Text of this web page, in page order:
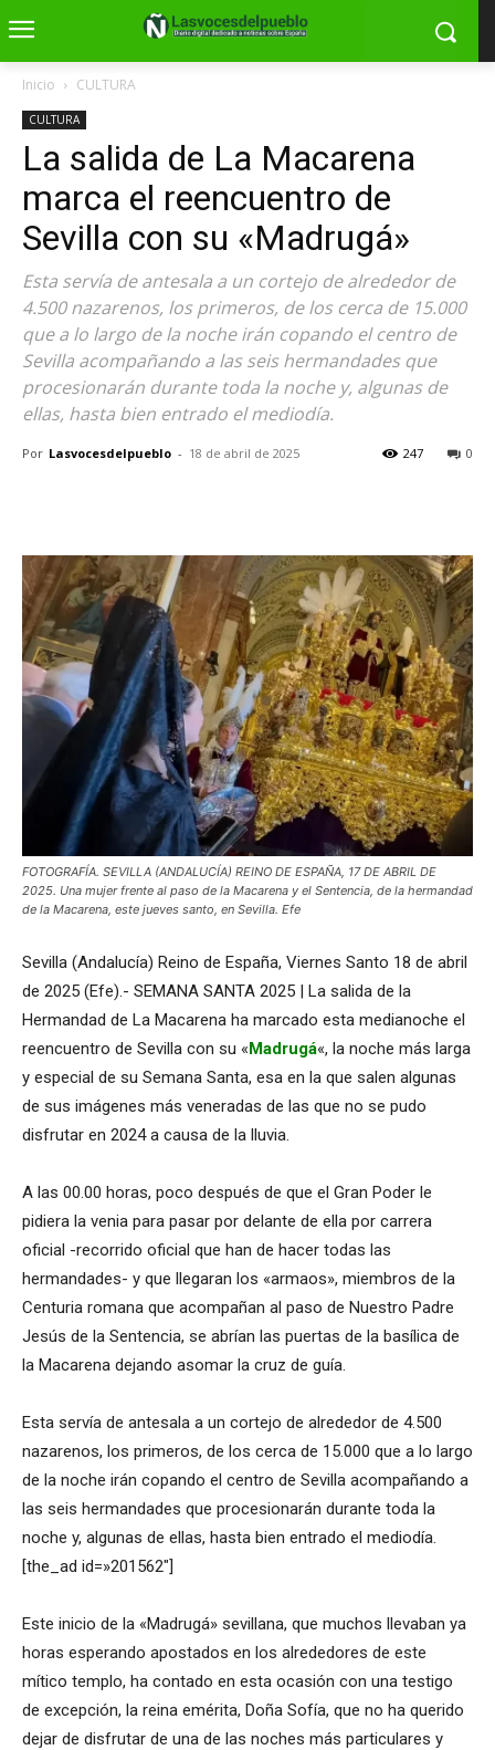
Inicio CULTURA
CULTURA
La salida de La Macarena
marca el reencuentro de
Sevilla con su «Madrugá»
Esta servía de antesala a un cortejo de alrededor de
4.500 nazarenos, los primeros, de los cerca de 15.000
que a lo largo de la noche irán copando el centro de
Sevilla acompañando a las seis hermandades que
procesionarán durante toda la noche y, algunas de
ellas, hasta bien entrado el mediodía.
Por Lasvocesdelpueblo - 18 de abril de 2025 0
247
FOTOGRAFÍA. SEVILLA (ANDALUCÍA) REINO DE ESPAÑA, 17 DE ABRIL DE
2025. Una mujer frente al paso de la Macarena y el Sentencia, de la hermandad
de la Macarena, este jueves santo, en Sevilla. Efe
Sevilla (Andalucía) Reino de España, Viernes Santo 18 de abril
de 2025 (Efe).- SEMANA SANTA 2025 | La salida de la
Hermandad de La Macarena ha marcado esta medianoche el
reencuentro de Sevilla con su «Madrugá«, la noche más larga
y especial de su Semana Santa, esa en la que salen algunas
de sus imágenes más veneradas de las que no se pudo
disfrutar en 2024 a causa de la lluvia.
A las 00.00 horas, poco después de que el Gran Poder le
pidiera la venia para pasar por delante de ella por carrera
oficial -recorrido oficial que han de hacer todas las
hermandades- y que llegaran los «armaos», miembros de la
Centuria romana que acompañan al paso de Nuestro Padre
Jesús de la Sentencia, se abrían las puertas de la basílica de
la Macarena dejando asomar la cruz de guía.
Esta servía de antesala a un cortejo de alrededor de 4.500
nazarenos, los primeros, de los cerca de 15.000 que a lo largo
de la noche irán copando el centro de Sevilla acompañando a
las seis hermandades que procesionarán durante toda la
noche y, algunas de ellas, hasta bien entrado el mediodía.
[the_ad id=»201562″]
Este inicio de la «Madrugá» sevillana, que muchos llevaban ya
horas esperando apostados en los alrededores de este
mítico templo, ha contado en esta ocasión con una testigo
de excepción, la reina emérita, Doña Sofía, que no ha querido
dejar de disfrutar de una de las noches más particulares y